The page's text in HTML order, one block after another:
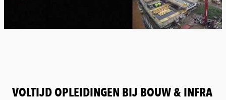
VOLTIJD OPLEIDINGEN BIJ BOUW & INFRA